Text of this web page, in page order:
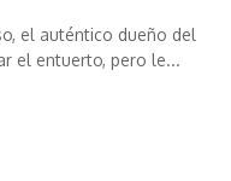
el auténtico dueño del
el entuerto, pero le...